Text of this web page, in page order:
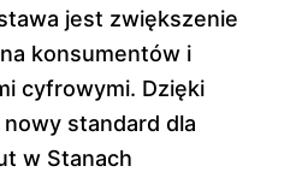
jest zwiększenie
konsumentów i
cyfrowymi. Dzięki
nowy standard dla
w Stanach